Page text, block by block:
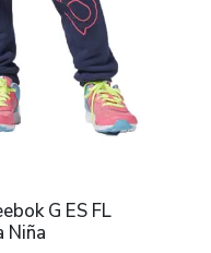
G ES FL
Niña